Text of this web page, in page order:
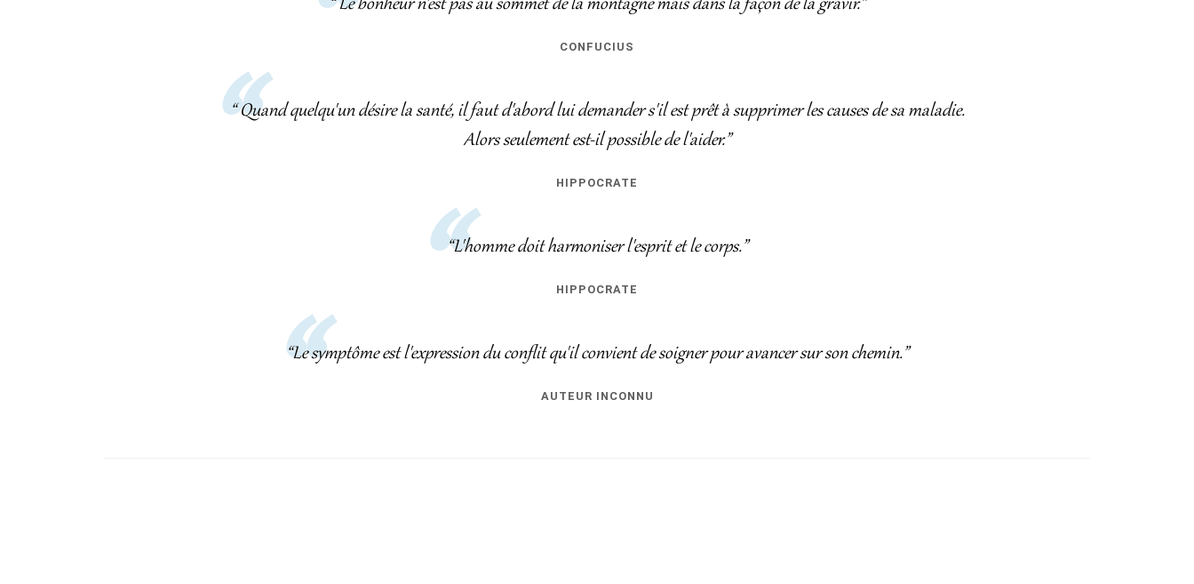
“ Le bonheur n'est pas au sommet de la montagne mais dans la façon de la gravir.”
CONFUCIUS
“ Quand quelqu'un désire la santé, il faut d'abord lui demander s'il est prêt à supprimer les causes de sa maladie.
Alors seulement est-il possible de l'aider.”
HIPPOCRATE
“L'homme doit harmoniser l'esprit et le corps.”
HIPPOCRATE
“Le symptôme est l'expression du conflit qu'il convient de soigner pour avancer sur son chemin.”
AUTEUR INCONNU